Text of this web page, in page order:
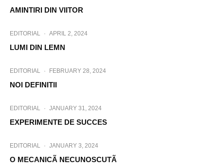
AMINTIRI DIN VIITOR
EDITORIAL · APRIL 2, 2024
LUMI DIN LEMN
EDITORIAL · FEBRUARY 28, 2024
NOI DEFINITII
EDITORIAL · JANUARY 31, 2024
EXPERIMENTE DE SUCCES
EDITORIAL · JANUARY 3, 2024
O MECANICÃ NECUNOSCUTÃ